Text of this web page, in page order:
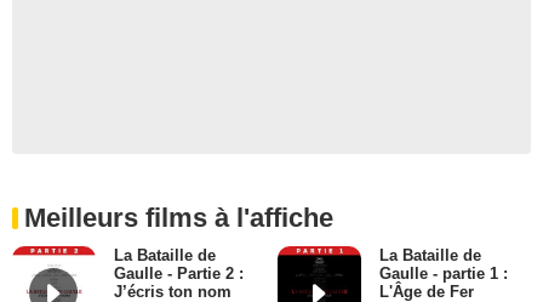
Meilleurs films à l'affiche
La Bataille de
Gaulle - Partie 2 :
J’écris ton nom
La Bataille de
Gaulle - partie 1 :
L'Âge de Fer